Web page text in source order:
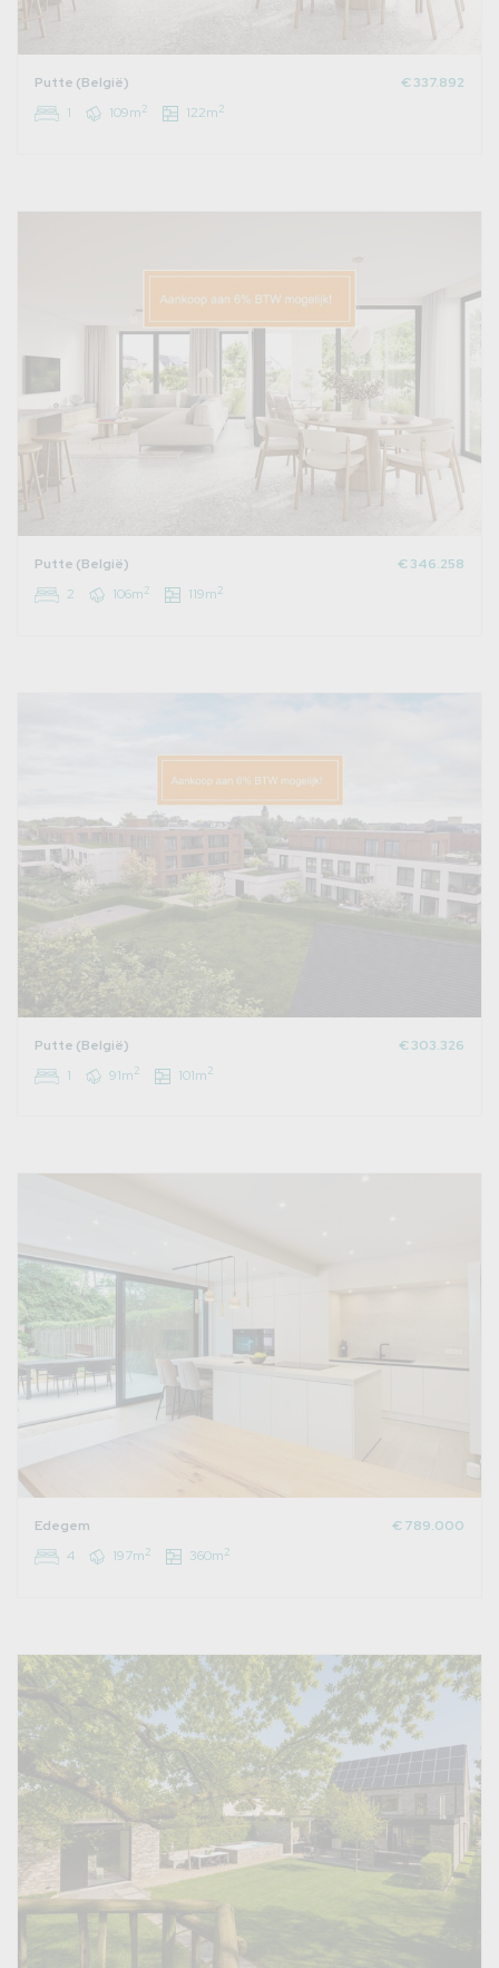
Putte (België)
€ 337.892
1
109m2 122m2
Putte (België)
€ 346.258
2
106m2 119m2
Putte (België)
€ 303.326
1
91m2 101m2
Edegem
€ 789.000
4
197m2 360m2